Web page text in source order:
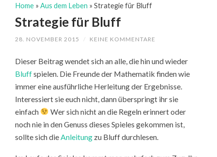
Home » Aus dem Leben »Strategie für Bluff
Strategie für Bluff
28. NOVEMBER 2015 / KEINE KOMMENTARE
Dieser Beitrag wendet sich an alle, die hin und wieder
Bluffspielen. Die Freunde der Mathematik finden wie
immer eine ausführliche Herleitung der Ergebnisse.
Interessiert sie euch nicht, dann überspringt ihr sie
einfach
Wer sich nicht an die Regeln erinnert oder
noch nie in den Genuss dieses Spieles gekommen ist,
sollte sich die Anleitung zu Bluff durchlesen.